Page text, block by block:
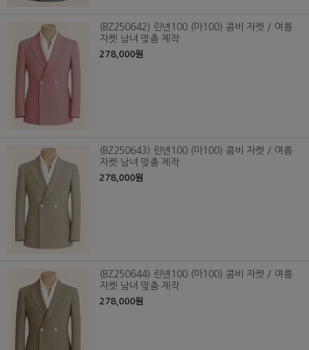
(BZ250642) 린넨100 (마100) 콤비 자켓 / 여름
자켓 남녀 맞춤 제작
278,000원
(BZ250643) 린넨100 (마100) 콤비 자켓 / 여름
자켓 남녀 맞춤 제작
278,000원
(BZ250644) 린넨100 (마100) 콤비 자켓 / 여름
자켓 남녀 맞춤 제작
278,000원